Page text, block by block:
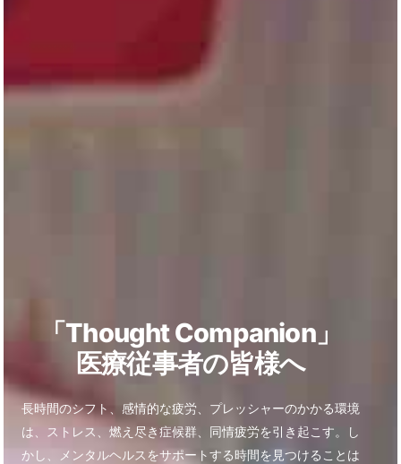
「Thought Companion」
医療従事者の皆様へ
長時間のシフト、感情的な疲労、プレッシャーのかかる環境
は、ストレス、燃え尽き症候群、同情疲労を引き起こす。し
かし、メンタルヘルスをサポートする時間を見つけることは